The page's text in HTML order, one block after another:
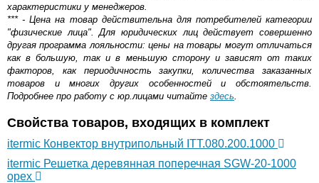
характеристики у менеджеров.
*** - Цена на товар действительна для потребителей категории
"физические лица". Для юридических лиц действует совершенно
другая программа лояльности: цены на товары могут отличаться
как в большую, так и в меньшую сторону и зависят от таких
факторов, как периодичность закупки, количества заказанных
товаров и многих других особенностей и обстоятельств.
Подробнее про работу с юр.лицами читайте здесь.
Свойства товаров, входящих в комплект
itermic Конвектор внутрипольный ITT.080.200.1000
itermic Решетка деревянная поперечная SGW-20-1000
орех